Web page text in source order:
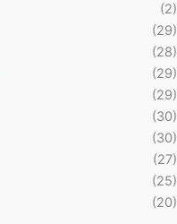
(2)
(29)
(28)
(29)
(29)
(30)
(30)
(27)
(25)
(20)